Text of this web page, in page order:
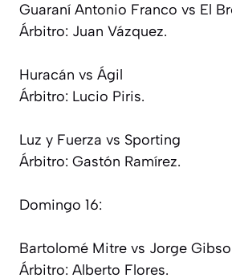
Guaraní Antonio Franco vs El
Árbitro: Juan Vázquez.
Huracán vs Ágil
Árbitro: Lucio Piris.
Luz y Fuerza vs Sporting
Árbitro: Gastón Ramírez.
Domingo 16:
Bartolomé Mitre vs Jorge
Árbitro: Alberto Flores.